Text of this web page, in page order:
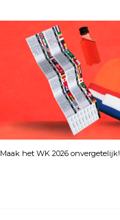
Maak het WK 2026 onvergetelijk!